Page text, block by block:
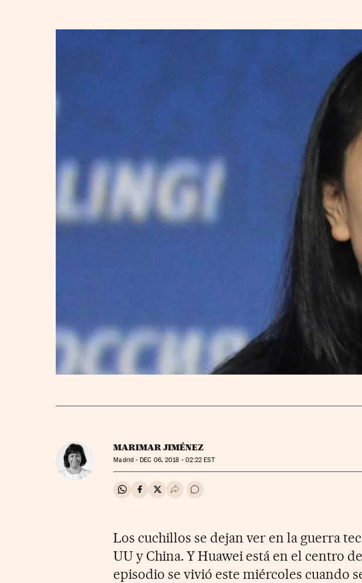
MARIMAR JIMÉNEZ
Madrid -DEC 06, 2018 - 02:22 EST
Compartir en Whatsapp
Compartir en Facebook
Compartir en Twitter
Desplegar Redes Sociales
Ir a los comentarios
Los cuchillos se dejan ver en la guerra
UU y China. Y Huawei está en el centro
episodio se vivió este miércoles cuando